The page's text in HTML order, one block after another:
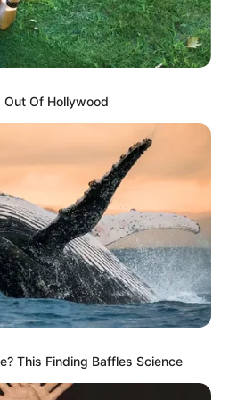
ALERTA
las noticias que le
Para estar bien informado, por
las notificaciones de Alerta.
LLUVIAS
Out Of Hollywood
This Finding Baffles Science